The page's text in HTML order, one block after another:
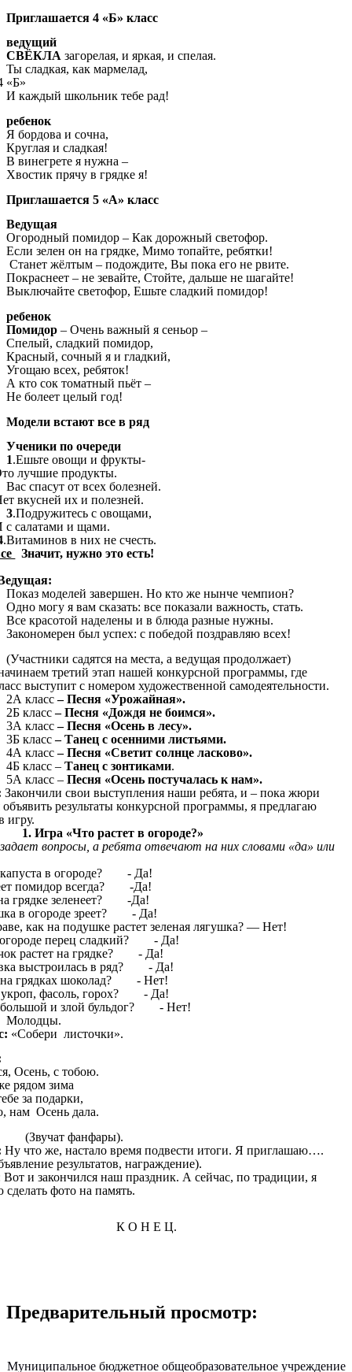
Приглашается 4 «Б» класс
ведущий
СВЁКЛА загорелая, и яркая, и спелая.
Ты сладкая, как мармелад,
И каждый школьник тебе рад!
ребенок
Я бордова и сочна,
Круглая и сладкая!
В винегрете я нужна –
Хвостик прячу в грядке я!
Приглашается 5 «А» класс
Ведущая
Огородный помидор – Как дорожный светофор.
Если зелен он на грядке, Мимо топайте, ребятки!
Станет жёлтым – подождите, Вы пока его не рвите.
Покраснеет – не зевайте, Стойте, дальше не шагайте!
Выключайте светофор, Ешьте сладкий помидор!
ребенок
Помидор – Очень важный я сеньор –
Спелый, сладкий помидор,
Красный, сочный я и гладкий,
Угощаю всех, ребяток!
А кто сок томатный пьёт –
Не болеет целый год!
Модели встают все в ряд
Ученики по очереди
1.Ешьте овощи и фрукты-
продукты.
Вас спасут от всех болезней.
их и полезней.
3.Подружитесь с овощами,
и щами.
.Витаминов в них не счесть.
Значит, нужно это есть!
Показ моделей завершен. Но кто же нынче чемпион?
Одно могу я вам сказать: все показали важность, стать.
Все красотой наделены и в блюда разные нужны.
Закономерен был успех: с победой поздравляю всех!
(Участники садятся на места, а ведущая продолжает)
третий этап нашей конкурсной программы, где
выступит с номером художественной самодеятельности.
2А класс– Песня «Урожайная».
2Б класс– Песня «Дождя не боимся».
3А класс– Песня «Осень в лесу».
3Б класс– Танец с осенними листьями.
4А класс– Песня «Светит солнце ласково».
4Б класс – Танец с зонтиками.
5А класс – Песня «Осень постучалась к нам».
Закончили свои выступления наши ребята, и – пока жюри
объявить результаты конкурсной программы, я предлагаю
игру.
«Что растет в огороде?»
вопросы, а ребята отвечают на них словами «да» или
в огороде? - Да!
помидор всегда? -Да!
грядке зеленеет? -Да!
в огороде зреет? - Да!
как на подушке растет зеленая лягушка? — Нет!
перец сладкий? - Да!
растет на грядке? - Да!
выстроилась в ряд? - Да!
на грядках шоколад? - Нет!
укроп, фасоль, горох? - Да!
и злой бульдог? - Нет!
Молодцы.
«Собери листочки».
Осень, с тобою.
рядом зима
за подарки,
нам Осень дала.
фанфары).
Ну что же, настало время подвести итоги. Я приглашаю….
результатов, награждение).
Вот и закончился наш праздник. А сейчас, по традиции, я
сделать фото на память.
Н Е Ц.
Предварительный просмотр:
Муниципальное бюджетное общеобразовательное учреждение